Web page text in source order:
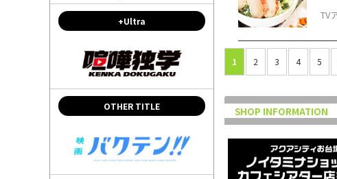
+Ultra
OTHER TITLE
TV
1 2 3 4 5
SHOP INFORMATION